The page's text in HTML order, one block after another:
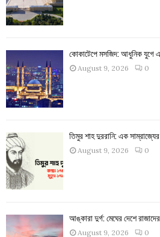
কোকাটেপে মসজিদ: আধুনিক যুগে
August 9, 2026 0
তিমুর শাহ দুররানি: এক
August 9, 2026 0
আঙ্কারা দুর্গ: মেঘের দেশে
August 9, 2026 0